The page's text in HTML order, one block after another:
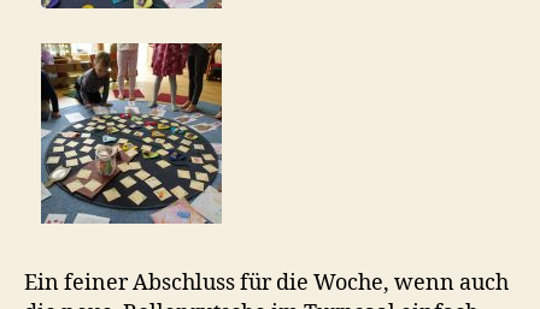
Ein feiner Abschluss für die Woche, wenn auch